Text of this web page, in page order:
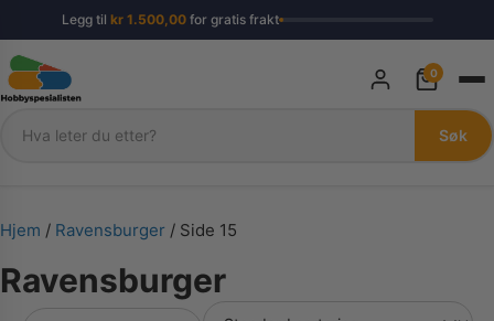
Legg til kr1.500,00for gratis frakt
Søk
Søk
0
Hjem / Ravensburger / Side 15
Ravensburger